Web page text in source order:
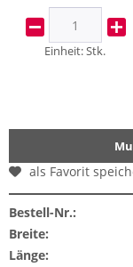
Einheit:Stk.
als Favorit
Bestell-Nr.:
Breite:
Länge: